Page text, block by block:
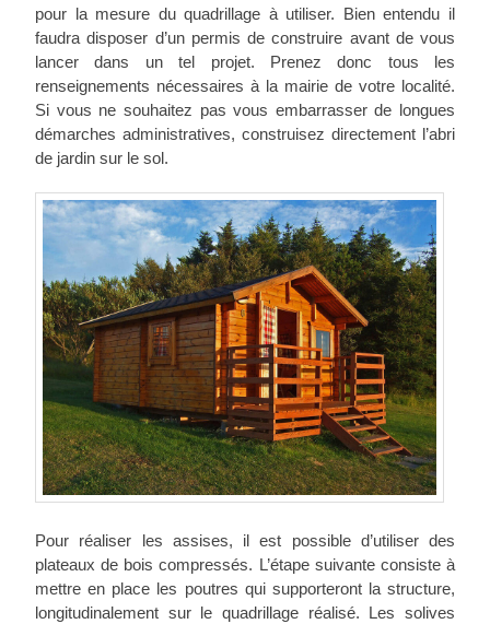
pour la mesure du quadrillage à utiliser. Bien entendu il
faudra disposer d’un permis de construire avant de vous
lancer dans un tel projet. Prenez donc tous les
renseignements nécessaires à la mairie de votre localité.
Si vous ne souhaitez pas vous embarrasser de longues
démarches administratives, construisez directement l’abri
de jardin sur le sol.
Pour réaliser les assises, il est possible d’utiliser des
plateaux de bois compressés. L’étape suivante consiste à
mettre en place les poutres qui supporteront la structure,
longitudinalement sur le quadrillage réalisé. Les solives